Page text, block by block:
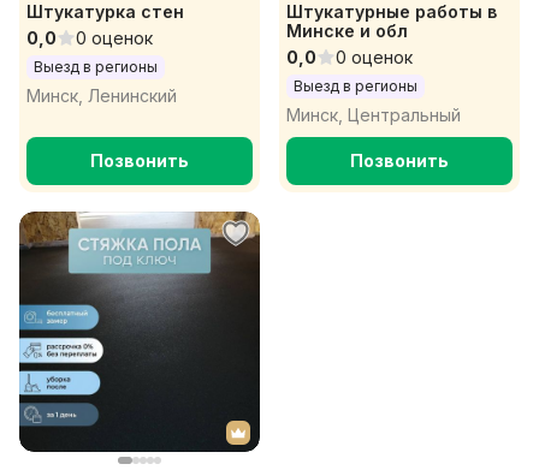
Штукатурка стен
0,0
0 оценок
Выезд в регионы
Минск, Ленинский
Позвонить
Штукатурные работы в
Минске и обл
0,0
0 оценок
Выезд в регионы
Минск, Центральный
Позвонить